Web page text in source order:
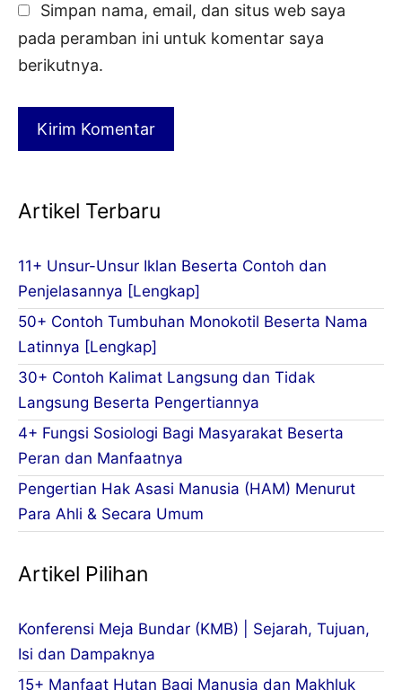
Simpan nama, email, dan situs web saya
pada peramban ini untuk komentar saya
berikutnya.
Artikel Terbaru
11+ Unsur-Unsur Iklan Beserta Contoh dan
Penjelasannya [Lengkap]
50+ Contoh Tumbuhan Monokotil Beserta Nama
Latinnya [Lengkap]
30+ Contoh Kalimat Langsung dan Tidak
Langsung Beserta Pengertiannya
4+ Fungsi Sosiologi Bagi Masyarakat Beserta
Peran dan Manfaatnya
Pengertian Hak Asasi Manusia (HAM) Menurut
Para Ahli & Secara Umum
Artikel Pilihan
Konferensi Meja Bundar (KMB) | Sejarah, Tujuan,
Isi dan Dampaknya
15+ Manfaat Hutan Bagi Manusia dan Makhluk